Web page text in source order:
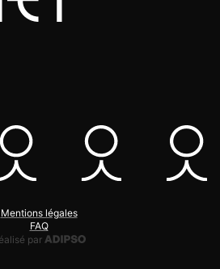
Mentions légales
FAQ
par
Adipso, agence web et